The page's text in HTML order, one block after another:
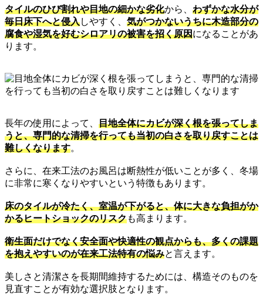
タイルのひび割れや目地の細かな劣化から、 わずかな水分が
毎日床下へと侵入しやすく、 気がつかないうちに木造部分の
腐食や湿気を好むシロアリの被害を招く原因になることがあ
ります。
長年の使用によって、 目地全体にカビが深く根を張ってしま
うと、専門的な清掃を行っても当初の白さを取り戻すことは
難しくなります。
さらに、在来工法のお風呂は断熱性が低いことが多く、冬場
に非常に寒くなりやすいという特徴もあります。
床のタイルが冷たく、室温が下がると、体に大きな負担がか
かるヒートショックのリスクも高まります。
衛生面だけでなく安全面や快適性の観点からも、多くの課題
を抱えやすいのが在来工法特有の悩みと言えます。
美しさと清潔さを長期間維持するためには、構造そのものを
見直すことが有効な選択肢となります。